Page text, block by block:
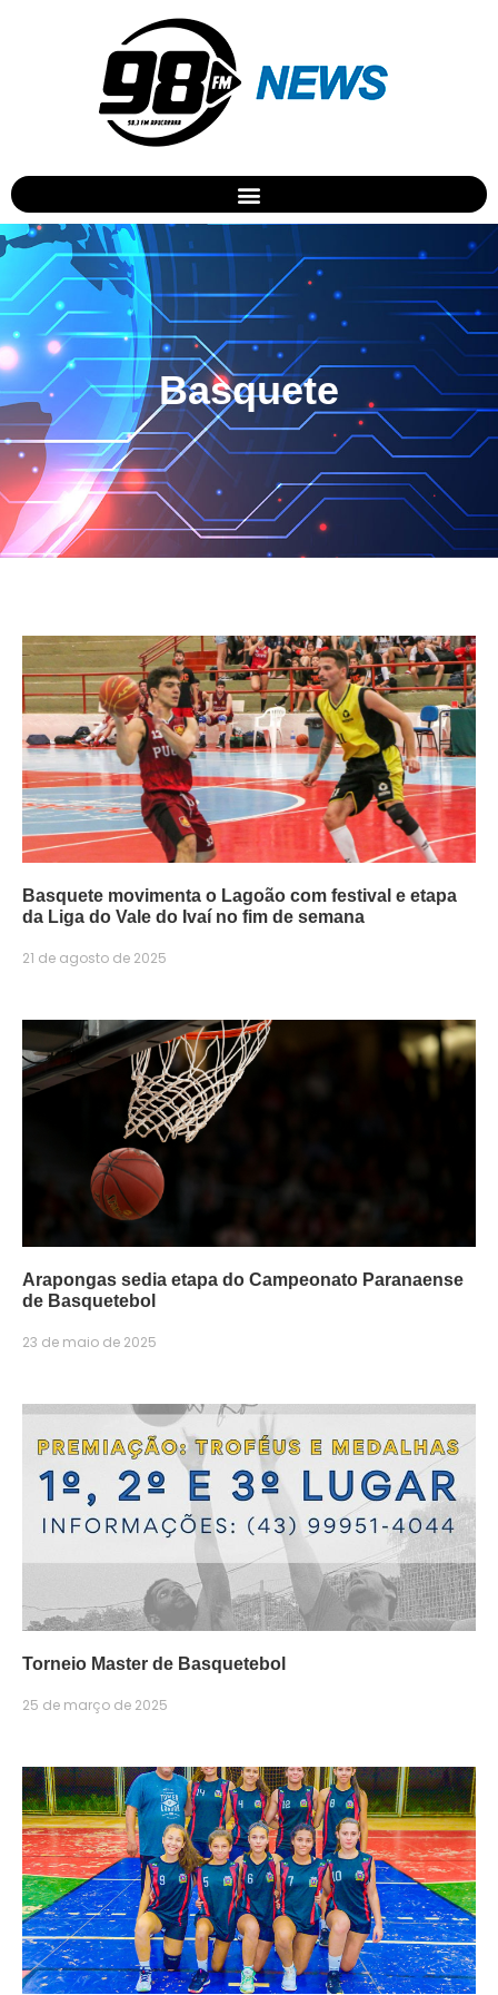
Basquete
Basquete movimenta o Lagoão com festival e etapa
da Liga do Vale do Ivaí no fim de semana
21 de agosto de 2025
Arapongas sedia etapa do Campeonato Paranaense
de Basquetebol
23 de maio de 2025
Torneio Master de Basquetebol
25 de março de 2025